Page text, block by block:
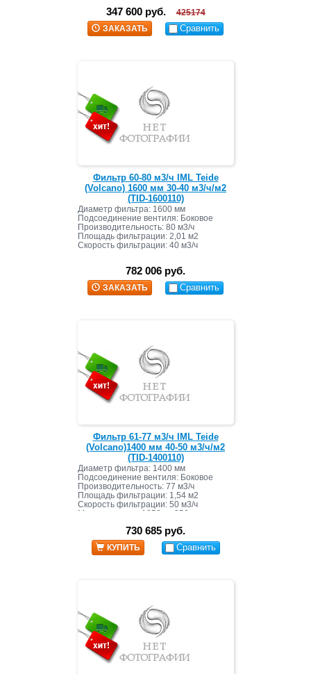
347 600 руб.
425174
ЗАКАЗАТЬ
Сравнить
Фильтр 60-80 м3/ч IML Teide
(Volcano) 1600 мм 30-40 м3/ч/м2
(TID-1600110)
Диаметр фильтра: 1600 мм
Подсоединение вентиля: Боковое
Производительность: 80 м3/ч
Площадь фильтрации: 2,01 м2
Скорость фильтрации: 40 м3/ч
782 006 руб.
ЗАКАЗАТЬ Сравнить
Фильтр 61-77 м3/ч IML Teide
(Volcano)1400 мм 40-50 м3/ч/м2
(TID-1400110)
Диаметр фильтра: 1400 мм
Подсоединение вентиля: Боковое
Производительность: 77 м3/ч
Площадь фильтрации: 1,54 м2
Скорость фильтрации: 50 м3/ч
Масса засыпки: 1850 кг+350 кг
730 685 руб.
КУПИТЬ Сравнить